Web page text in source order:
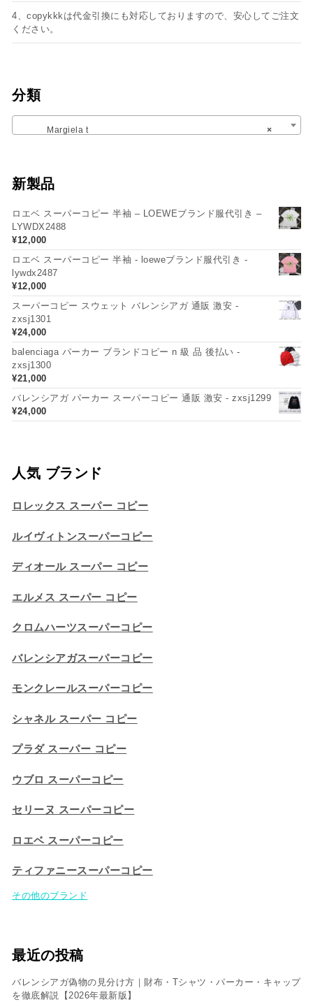
4、copykkkは代金引換にも対応しておりますので、安心してご注文
ください。
分類
×
Margiela t
新製品
ロエベ スーパーコピー 半袖 – LOEWEブランド服代引き –
LYWDX2488
¥12,000
ロエベ スーパーコピー 半袖 - loeweブランド服代引き -
lywdx2487
¥12,000
スーパーコピー スウェット バレンシアガ 通販 激安 -
zxsj1301
¥24,000
balenciaga パーカー ブランドコピー n 級 品 後払い -
zxsj1300
¥21,000
バレンシアガ パーカー スーパーコピー 通販 激安 - zxsj1299
¥24,000
人気 ブランド
ロレックス スーパー コピー
ルイヴィトンスーパーコピー
ディオール スーパー コピー
エルメス スーパー コピー
クロムハーツスーパーコピー
バレンシアガスーパーコピー
モンクレールスーパーコピー
シャネル スーパー コピー
プラダ スーパー コピー
ウブロ スーパーコピー
セリーヌ スーパーコピー​
ロエベ スーパーコピー
ティファニースーパーコピー
その他のブランド
最近の投稿
バレンシアガ偽物の見分け方｜財布・Tシャツ・パーカー・キャップ
を徹底解説【2026年最新版】